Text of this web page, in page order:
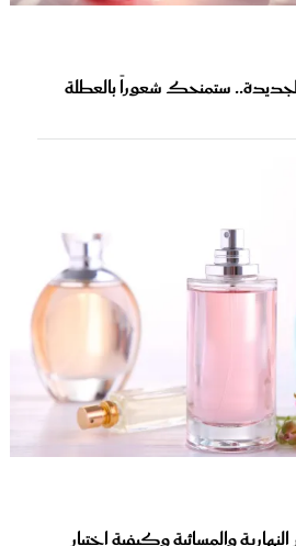
ستمنحك شعوراً بالعطلة
والمسائية وكيفية اختيار